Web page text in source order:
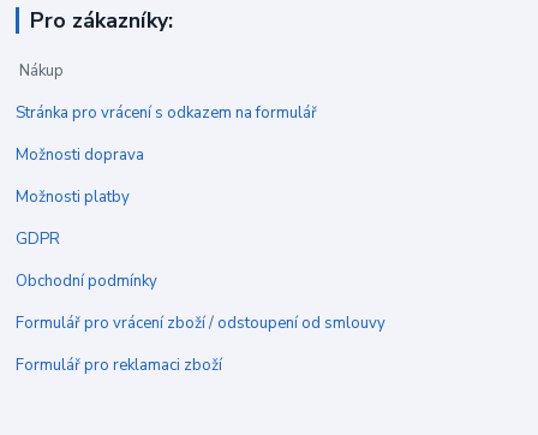
Pro zákazníky:
Nákup
Stránka pro vrácení s odkazem na formulář
Možnosti doprava
Možnosti platby
GDPR
Obchodní podmínky
Formulář pro vrácení zboží / odstoupení od smlouvy
Formulář pro reklamaci zboží